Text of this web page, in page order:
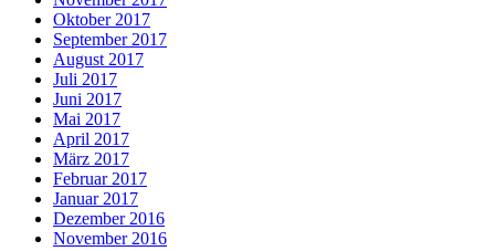
Oktober 2017
September 2017
August 2017
Juli 2017
Juni 2017
Mai 2017
April 2017
März 2017
Februar 2017
Januar 2017
Dezember 2016
November 2016